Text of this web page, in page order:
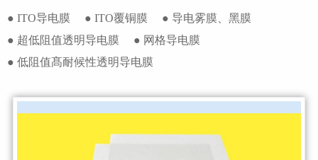
● ITO导电膜 ● ITO覆铜膜
● 导电雾膜、黑膜
● 超低阻值透明导电膜
● 网格导电膜
● 低阻值髙耐候性透明导电膜